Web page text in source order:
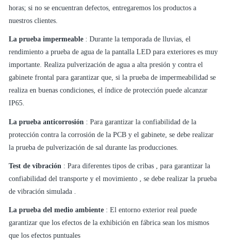
horas; si no se encuentran defectos, entregaremos los productos a
nuestros clientes.
La prueba impermeable : Durante la temporada de lluvias, el
rendimiento a prueba de agua de la pantalla LED para exteriores es muy
importante. Realiza pulverización de agua a alta presión y contra el
gabinete frontal para garantizar que, si la prueba de impermeabilidad se
realiza en buenas condiciones, el índice de protección puede alcanzar
IP65.
La prueba anticorrosión : Para garantizar la confiabilidad de la
protección contra la corrosión de la PCB y el gabinete, se debe realizar
la prueba de pulverización de sal durante las producciones.
Test de vibración : Para diferentes tipos de cribas , para garantizar la
confiabilidad del transporte y el movimiento , se debe realizar la prueba
de vibración simulada .
La prueba del medio ambiente : El entorno exterior real puede
garantizar que los efectos de la exhibición en fábrica sean los mismos
que los efectos puntuales